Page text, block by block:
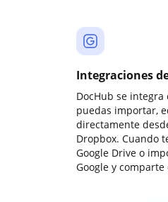
Integraciones
DocHub se integra
puedas importar,
directamente
Dropbox. Cuando
Google Drive o
Google y